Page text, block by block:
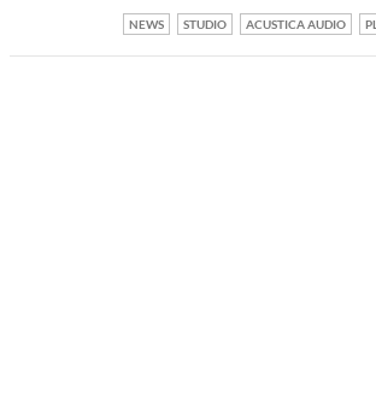
NEWS STUDIO ACUSTICA AUDIO